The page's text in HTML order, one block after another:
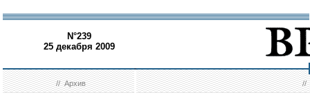
N°239
25 декабря 2009
//Архив //